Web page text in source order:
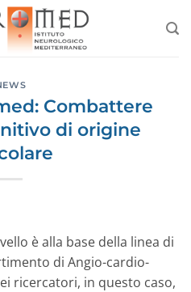
Combattere
di origine
è alla base della linea di
di Angio-cardio-
ricercatori, in questo caso,